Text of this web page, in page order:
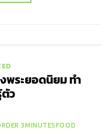
พระยอดนิยม ทำ
ว
3MINUTESFOOD